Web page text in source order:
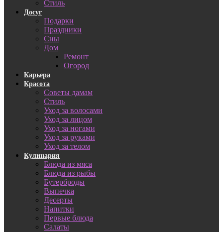
Стиль
Досуг
Подарки
Праздники
Сны
Дом
Ремонт
Огород
Карьера
Красота
Советы дамам
Стиль
Уход за волосами
Уход за лицом
Уход за ногами
Уход за руками
Уход за телом
Кулинария
Блюда из мяса
Блюда из рыбы
Бутерброды
Выпечка
Десерты
Напитки
Первые блюда
Салаты